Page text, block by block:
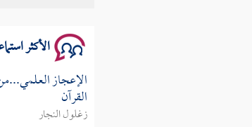
الأكثر
الإعجاز
القرآن
زغلول النجار